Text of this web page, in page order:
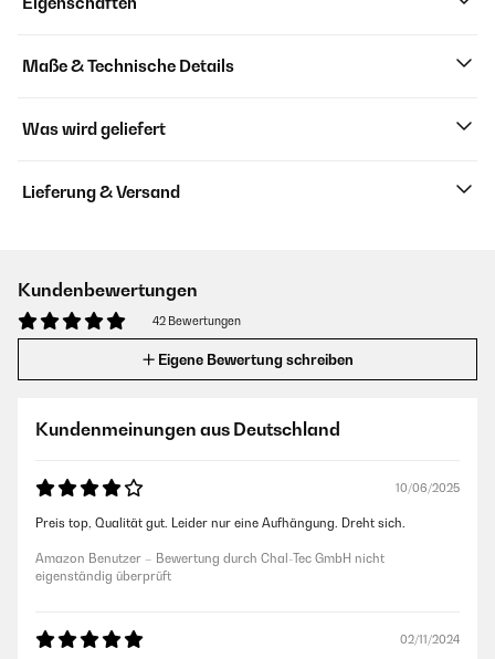
Maße & Technische Details
Was wird geliefert
Lieferung & Versand
Kundenbewertungen
42 Bewertungen
Eigene Bewertung schreiben
Kundenmeinungen aus Deutschland
10/06/2025
Preis top, Qualität gut. Leider nur eine Aufhängung. Dreht sich.
Amazon Benutzer – Bewertung durch Chal-Tec GmbH nicht
eigenständig überprüft
02/11/2024